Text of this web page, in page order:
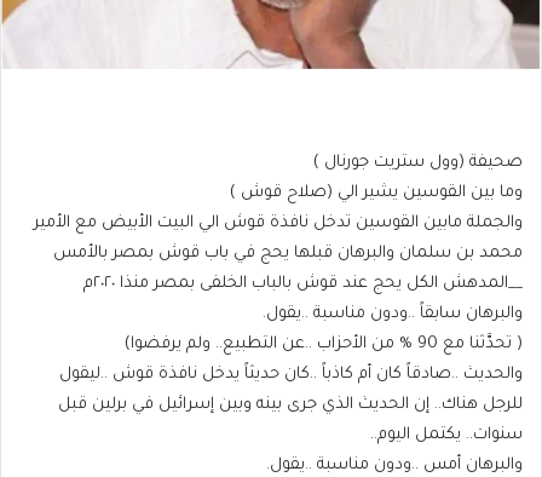
صحيفة (وول ستريت جورنال )
وما بين القوسين يشير الي (صلاح قوش )
والجملة مابين القوسين تدخل نافذة قوش الي البيت الأبيض مع الأمير
محمد بن سلمان والبرهان قبلها يحج في باب قوش بمصر بالأمس
__المدهش الكل يحج عند قوش بالباب الخلفى بمصر منذا ٢٠٢٠م
والبرهان سابقاً ..ودون مناسبة ..يقول.
( تحدَّثنا مع 90 % من الأحزاب ..عن التطبيع.. ولم يرفضوا)
والحديث ..صادقاً كان أم كاذباً ..كان حديثاً يدخل نافذة قوش ..ليقول
للرجل هناك.. إن الحديث الذي جرى بينه وبين إسرائيل في برلين قبل
سنوات.. يكتمل اليوم..
والبرهان أمس ..ودون مناسبة ..يقول.